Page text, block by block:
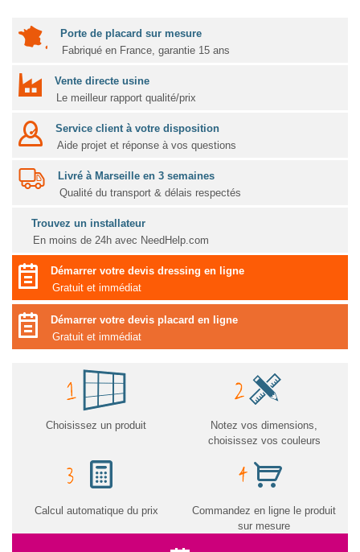
Porte de placard sur mesure
Fabriqué en France, garantie 15 ans
Vente directe usine
Le meilleur rapport qualité/prix
Service client à votre disposition
Aide projet et réponse à vos questions
Livré à Marseille en 3 semaines
Qualité du transport & délais respectés
Trouvez un installateur
En moins de 24h avec NeedHelp.com
Démarrer votre devis dressing en ligne
Gratuit et immédiat
Démarrer votre devis placard en ligne
Gratuit et immédiat
Choisissez un produit
Notez vos dimensions,
choisissez vos couleurs
Calcul automatique du prix
Commandez en ligne le produit
sur mesure